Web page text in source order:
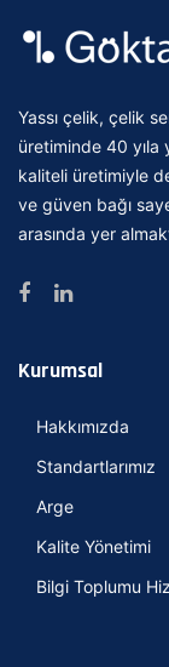
Yassı çelik, çelik
üretiminde 40 yıla
kaliteli üretimiyle
ve güven bağı
arasında yer
Kurumsal
Hakkımızda
Standartlarımız
Arge
Kalite Yönetimi
Bilgi Toplumu